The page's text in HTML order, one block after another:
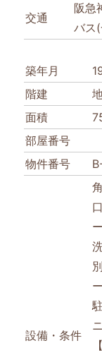
交通
阪急
バス
築年月
階建
面積
部屋番号
物件番号
設備・条件
別